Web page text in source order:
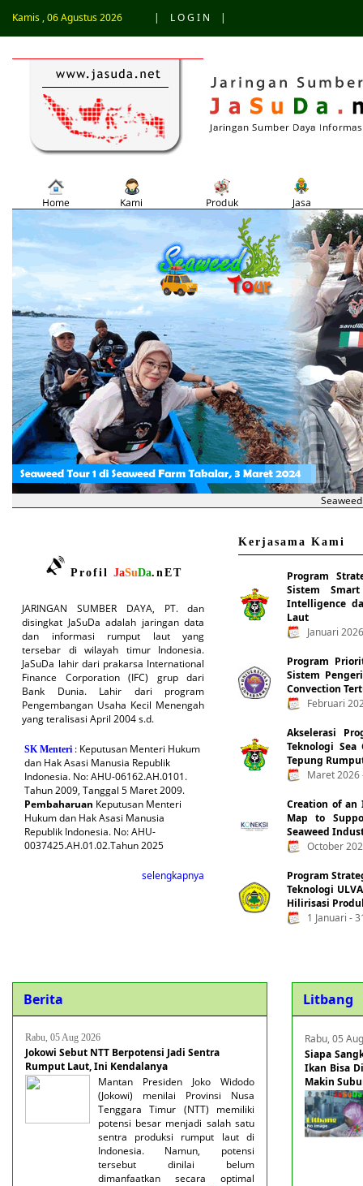
Kamis , 06 Agustus 2026 | L O G I N |
ProfilJaSuDa.nET
JARINGAN SUMBER DAYA, PT. dan
disingkat JaSuDa adalah jaringan data
dan informasi rumput laut yang
tersebar di wilayah timur Indonesia.
JaSuDa lahir dari prakarsa International
Finance Corporation (IFC) grup dari
Bank Dunia. Lahir dari program
Pengembangan Usaha Kecil Menengah
yang teralisasi April 2004 s.d.
SK Menteri : Keputusan Menteri Hukum
dan Hak Asasi Manusia Republik
Indonesia. No: AHU-06162.AH.0101.
Tahun 2009, Tanggal 5 Maret 2009.
Pembaharuan Keputusan Menteri
Hukum dan Hak Asasi Manusia
Republik Indonesia. No: AHU-
0037425.AH.01.02.Tahun 2025
selengkapnya
Kerjasama Kami
Program
Sistem
Intelligence
Laut
Januari
Program
Sistem
Convection
Februari
Akselerasi
Teknologi Sea
Tepung
Maret 2026
Creation of an
Map to
Seaweed
October
Program
Teknologi
Hilirisasi
1 Januari -
Berita
Rabu, 05 Aug 2026
Jokowi Sebut NTT Berpotensi Jadi Sentra
Rumput Laut, Ini Kendalanya
Mantan Presiden Joko Widodo
(Jokowi) menilai Provinsi Nusa
Tenggara Timur (NTT) memiliki
potensi besar menjadi salah satu
sentra produksi rumput laut di
Indonesia. Namun, potensi
tersebut dinilai belum
dimanfaatkan secara optimal
Litbang
Rabu, 05
Siapa
Ikan Bisa
Makin